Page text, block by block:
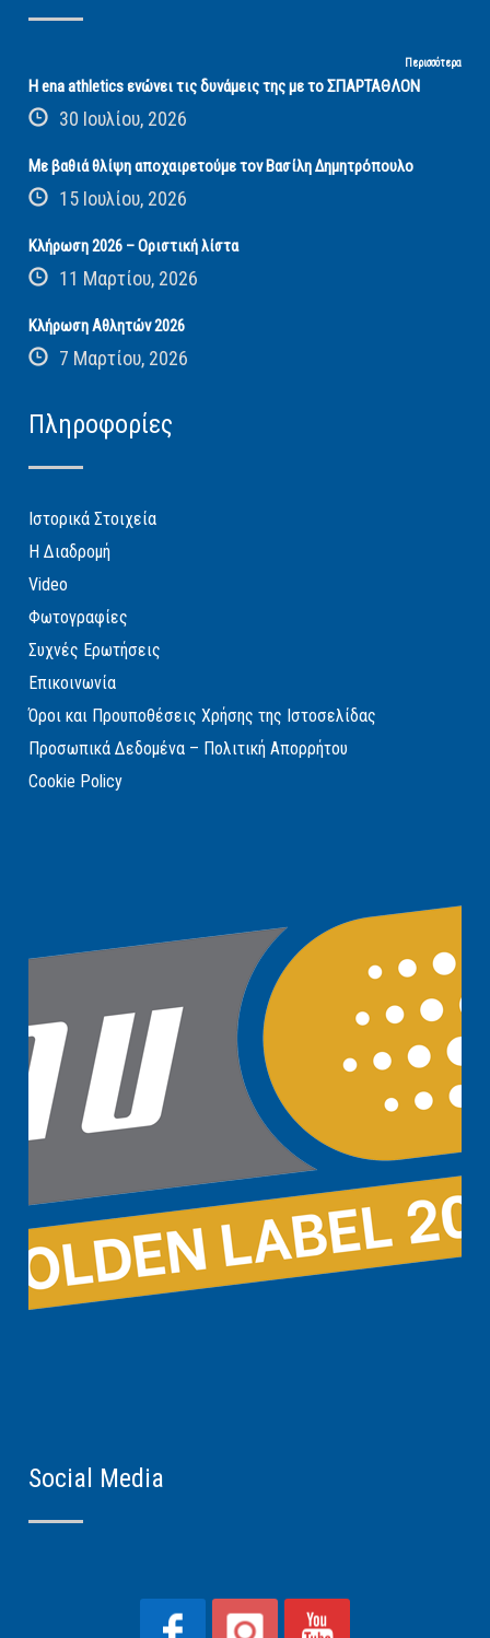
Περισσότερα
Η ena athletics ενώνει τις δυνάμεις της με το ΣΠΑΡΤΑΘΛΟΝ
30 Ιουλίου, 2026
Με βαθιά θλίψη αποχαιρετούμε τον Βασίλη Δημητρόπουλο
15 Ιουλίου, 2026
Κλήρωση 2026 – Οριστική λίστα
11 Μαρτίου, 2026
Κλήρωση Αθλητών 2026
7 Μαρτίου, 2026
Πληροφορίες
Ιστορικά Στοιχεία
Η Διαδρομή
Video
Φωτογραφίες
Συχνές Ερωτήσεις
Επικοινωνία
Όροι και Προυποθέσεις Χρήσης της Ιστοσελίδας
Προσωπικά Δεδομένα – Πολιτική Απορρήτου
Cookie Policy
Social Media